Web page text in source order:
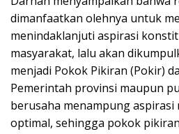
dimanfaatkan olehnya untuk
menindaklanjuti aspirasi
masyarakat, lalu akan
menjadi Pokok Pikiran (Pokir)
Pemerintah provinsi maupun
berusaha menampung aspirasi
optimal, sehingga pokok